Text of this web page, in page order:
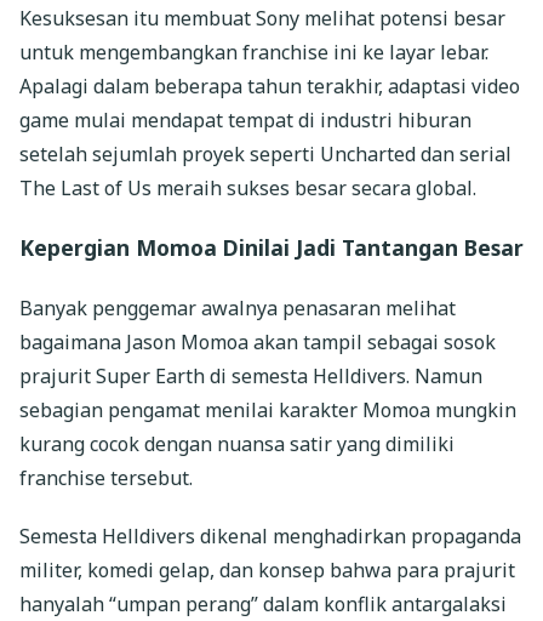
Kesuksesan itu membuat Sony melihat potensi besar
untuk mengembangkan franchise ini ke layar lebar.
Apalagi dalam beberapa tahun terakhir, adaptasi video
game mulai mendapat tempat di industri hiburan
setelah sejumlah proyek seperti Uncharted dan serial
The Last of Us meraih sukses besar secara global.
Kepergian Momoa Dinilai Jadi Tantangan Besar
Banyak penggemar awalnya penasaran melihat
bagaimana Jason Momoa akan tampil sebagai sosok
prajurit Super Earth di semesta Helldivers. Namun
sebagian pengamat menilai karakter Momoa mungkin
kurang cocok dengan nuansa satir yang dimiliki
franchise tersebut.
Semesta Helldivers dikenal menghadirkan propaganda
militer, komedi gelap, dan konsep bahwa para prajurit
hanyalah “umpan perang” dalam konflik antargalaksi